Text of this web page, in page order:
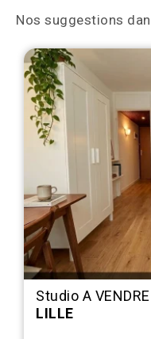
Nos suggestions
Studio A VENDRE
LILLE